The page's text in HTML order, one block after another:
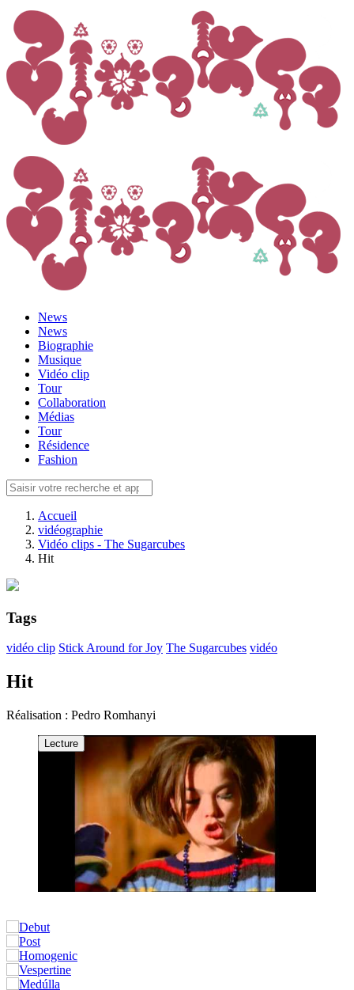
News
News
Biographie
Musique
Vidéo clip
Tour
Collaboration
Médias
Tour
Résidence
Fashion
Accueil
vidéographie
Vidéo clips - The Sugarcubes
Hit
Tags
vidéo clip Stick Around for Joy The Sugarcubes vidéo
Hit
Réalisation : Pedro Romhanyi
Lecture